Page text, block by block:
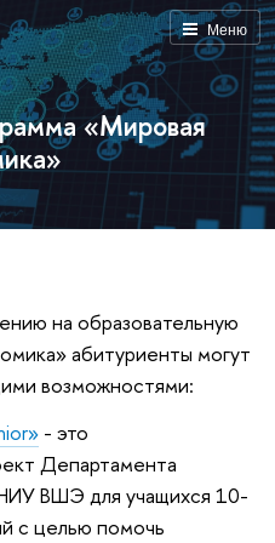
Меню
«Мировая
на образовательную
абитуриенты могут
возможностями:
- это
Департамента
ВШЭ для учащихся 10-
с целью помочь